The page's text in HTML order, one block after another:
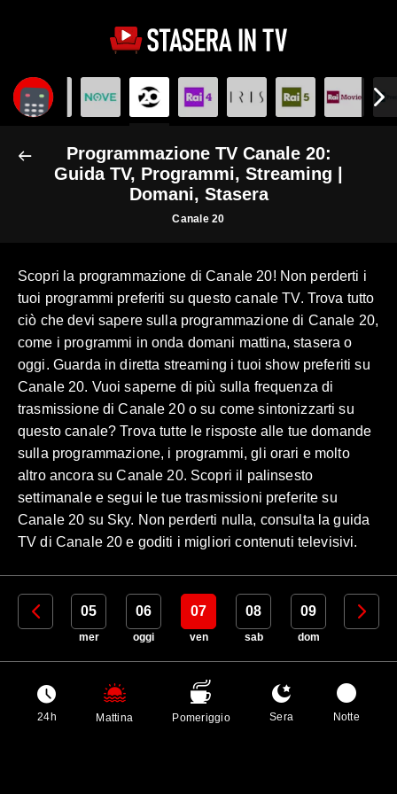
Programmazione TV Canale 20:
Guida TV, Programmi, Streaming |
Domani, Stasera
Canale 20
Scopri la programmazione di Canale 20! Non perderti i
tuoi programmi preferiti su questo canale TV. Trova tutto
ciò che devi sapere sulla programmazione di Canale 20,
come i programmi in onda domani mattina, stasera o
oggi. Guarda in diretta streaming i tuoi show preferiti su
Canale 20. Vuoi saperne di più sulla frequenza di
trasmissione di Canale 20 o su come sintonizzarti su
questo canale? Trova tutte le risposte alle tue domande
sulla programmazione, i programmi, gli orari e molto
altro ancora su Canale 20. Scopri il palinsesto
settimanale e segui le tue trasmissioni preferite su
Canale 20 su Sky. Non perderti nulla, consulta la guida
TV di Canale 20 e goditi i migliori contenuti televisivi.
04 05
mer
06
oggi
07
ven
08
sab
09
dom
10
24h Mattina Pomeriggio Sera Notte